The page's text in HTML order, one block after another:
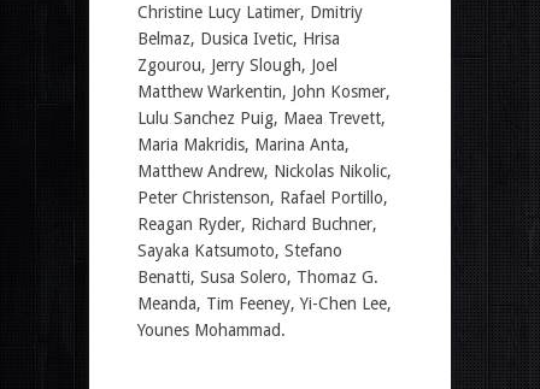
Christine Lucy Latimer, Dmitriy
Belmaz, Dusica Ivetic, Hrisa
Zgourou, Jerry Slough, Joel
Matthew Warkentin, John Kosmer,
Lulu Sanchez Puig, Maea Trevett,
Maria Makridis, Marina Anta,
Matthew Andrew, Nickolas Nikolic,
Peter Christenson, Rafael Portillo,
Reagan Ryder, Richard Buchner,
Sayaka Katsumoto, Stefano
Benatti, Susa Solero, Thomaz G.
Meanda, Tim Feeney, Yi-Chen Lee,
Younes Mohammad.